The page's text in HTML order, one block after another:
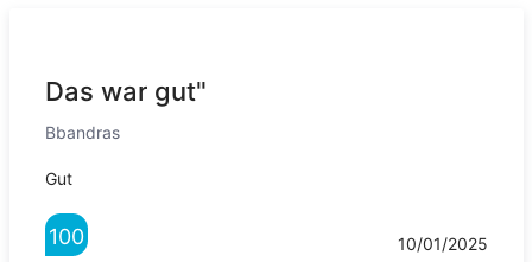
Das war gut"
Bbandras
Gut
100 10/01/2025